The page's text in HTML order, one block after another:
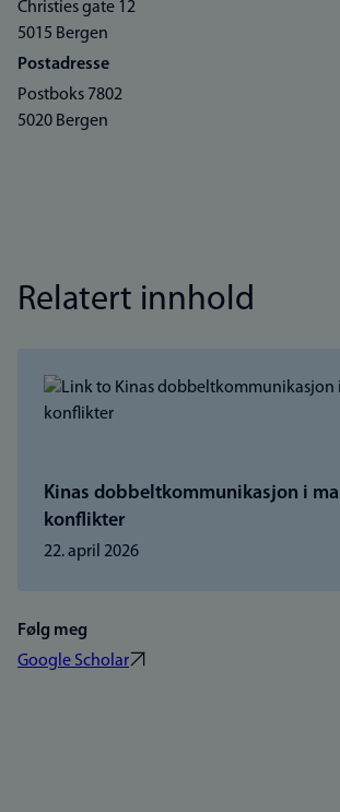
Christies gate 12
5015 Bergen
Postadresse
Postboks 7802
5020 Bergen
Relatert innhold
Kinas dobbeltkommunikasjon i
konflikter
22. april 2026
Følg meg
Google Scholar